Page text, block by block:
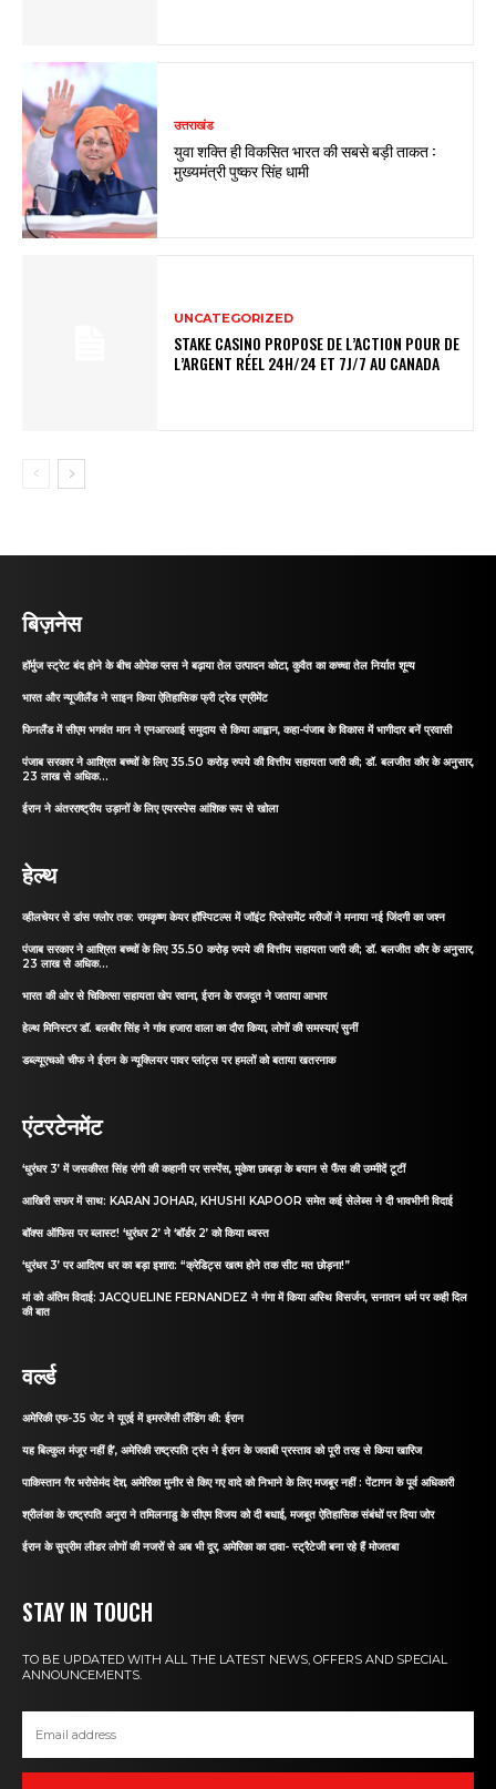
उत्तराखंड
युवा शक्ति ही विकसित भारत की सबसे बड़ी ताकत :
मुख्यमंत्री पुष्कर सिंह धामी
UNCATEGORIZED
STAKE CASINO PROPOSE DE L’ACTION POUR DE
L’ARGENT RÉEL 24H/24 ET 7J/7 AU CANADA
बिज़नेस
हॉर्मुज स्ट्रेट बंद होने के बीच ओपेक प्लस ने बढ़ाया तेल उत्पादन कोटा, कुवैत का कच्चा तेल निर्यात शून्य
भारत और न्यूजीलैंड ने साइन किया ऐतिहासिक फ्री ट्रेड एग्रीमेंट
फिनलैंड में सीएम भगवंत मान ने एनआरआई समुदाय से किया आह्वान, कहा-पंजाब के विकास में भागीदार बनें प्रवासी
पंजाब सरकार ने आश्रित बच्चों के लिए 35.50 करोड़ रुपये की वित्तीय सहायता जारी की; डॉ. बलजीत कौर के अनुसार,
23 लाख से अधिक...
ईरान ने अंतरराष्ट्रीय उड़ानों के लिए एयरस्पेस आंशिक रूप से खोला
हेल्थ
व्हीलचेयर से डांस फ्लोर तक: रामकृष्ण केयर हॉस्पिटल्स में जॉइंट रिप्लेसमेंट मरीजों ने मनाया नई जिंदगी का जश्न
पंजाब सरकार ने आश्रित बच्चों के लिए 35.50 करोड़ रुपये की वित्तीय सहायता जारी की; डॉ. बलजीत कौर के अनुसार,
23 लाख से अधिक...
भारत की ओर से चिकित्सा सहायता खेप रवाना, ईरान के राजदूत ने जताया आभार
हेल्थ मिनिस्टर डॉ. बलबीर सिंह ने गांव हजारा वाला का दौरा किया, लोगों की समस्याएं सुनीं
डब्ल्यूएचओ चीफ ने ईरान के न्यूक्लियर पावर प्लांट्स पर हमलों को बताया खतरनाक
एंटरटेनमेंट
‘धुरंधर 3’ में जसकीरत सिंह रांगी की कहानी पर सस्पेंस, मुकेश छाबड़ा के बयान से फैंस की उम्मीदें टूटीं
आखिरी सफर में साथ: KARAN JOHAR, KHUSHI KAPOOR समेत कई सेलेब्स ने दी भावभीनी विदाई
बॉक्स ऑफिस पर ब्लास्ट! ‘धुरंधर 2’ ने ‘बॉर्डर 2’ को किया ध्वस्त
‘धुरंधर 3’ पर आदित्य धर का बड़ा इशारा: “क्रेडिट्स खत्म होने तक सीट मत छोड़ना!”
मां को अंतिम विदाई: JACQUELINE FERNANDEZ ने गंगा में किया अस्थि विसर्जन, सनातन धर्म पर कही दिल
की बात
वर्ल्ड
अमेरिकी एफ-35 जेट ने यूएई में इमरजेंसी लैंडिंग की: ईरान
यह बिल्कुल मंजूर नहीं है’, अमेरिकी राष्ट्रपति ट्रंप ने ईरान के जवाबी प्रस्ताव को पूरी तरह से किया खारिज
पाकिस्तान गैर भरोसेमंद देश, अमेरिका मुनीर से किए गए वादे को निभाने के लिए मजबूर नहीं : पेंटागन के पूर्व अधिकारी
श्रीलंका के राष्ट्रपति अनुरा ने तमिलनाडु के सीएम विजय को दी बधाई, मजबूत ऐतिहासिक संबंधों पर दिया जोर
ईरान के सुप्रीम लीडर लोगों की नजरों से अब भी दूर, अमेरिका का दावा- स्ट्रैटेजी बना रहे हैं मोजतबा
STAY IN TOUCH
TO BE UPDATED WITH ALL THE LATEST NEWS, OFFERS AND SPECIAL
ANNOUNCEMENTS.